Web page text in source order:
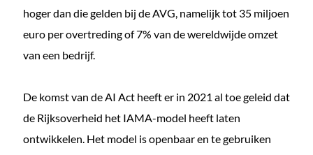
hoger dan die gelden bij de AVG, namelijk tot 35 miljoen
euro per overtreding of 7% van de wereldwijde omzet
van een bedrijf.
De komst van de AI Act heeft er in 2021 al toe geleid dat
de Rijksoverheid het IAMA-model heeft laten
ontwikkelen. Het model is openbaar en te gebruiken